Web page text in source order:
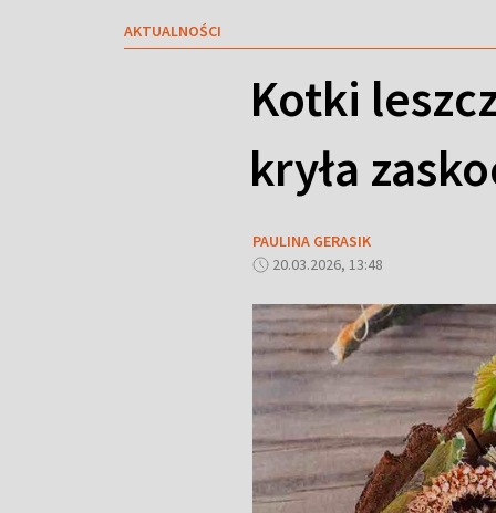
AKTUALNOŚCI
Kotki
kryła
PAULINA GERASIK
20.03.2026, 13:48